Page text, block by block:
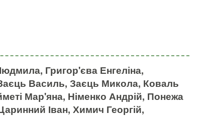
Григор'єва Енгеліна,
Василь, Заєць Микола, Коваль
Мар'яна, Німенко Андрій, Понежа
Іван, Химич Георгій,